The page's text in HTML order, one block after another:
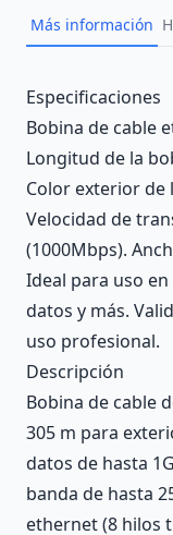
Más información
Description
Especificaciones
Bobina de cable
Longitud de la
Color exterior de
Velocidad de
(1000Mbps).
Ideal para uso
datos y más.
uso profesional.
Descripción
Bobina de cable
305 m para
datos de hasta
banda de hasta
ethernet (8 hilos